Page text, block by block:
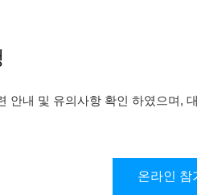
안내 및 유의사항 확인 하였으며,